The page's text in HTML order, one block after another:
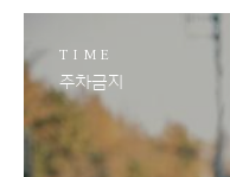
TIME
주차금지